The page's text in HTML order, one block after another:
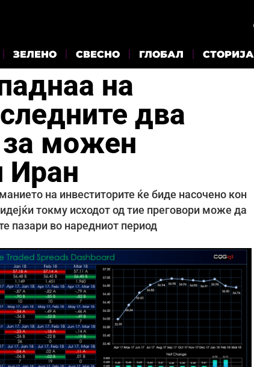
ЗЕЛЕНО СВЕСНО ГЛОБАЛ СТОРИЈА
на
два
за можен
Иран
на инвеститорите ќе биде насочено кон
токму исходот од тие преговори може да
пазари во наредниот период